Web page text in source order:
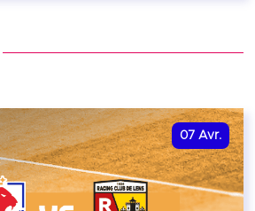
07 Avr.